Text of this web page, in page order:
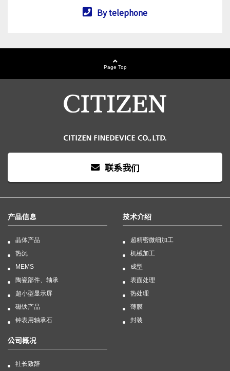
By telephone
Page Top
联系我们
产品信息
晶体产品
热沉
MEMS
陶瓷部件、轴承
超小型显示屏
磁铁产品
钟表用轴承石
技术介绍
超精密微细加工
机械加工
成型
表面处理
热处理
薄膜
封装
公司概况
社长致辞